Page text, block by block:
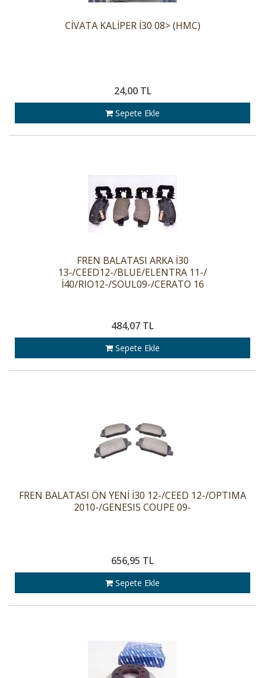
CİVATA KALİPER İ30 08> (HMC)
24,00 TL
Sepete Ekle
FREN BALATASI ARKA İ30
13-/CEED12-/BLUE/ELENTRA 11-/
İ40/RIO12-/SOUL09-/CERATO 16
484,07 TL
Sepete Ekle
FREN BALATASI ÖN YENİ İ30 12-/CEED 12-/OPTIMA
2010-/GENESIS COUPE 09-
656,95 TL
Sepete Ekle